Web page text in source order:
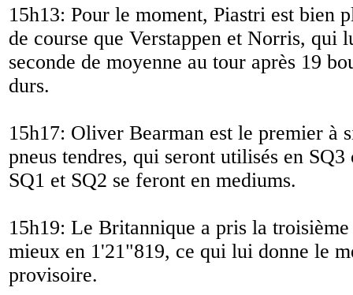
15h13: Pour le moment, Piastri est bien
de course que Verstappen et Norris, qui
seconde de moyenne au tour après 19
durs.
15h17: Oliver Bearman est le premier à
pneus tendres, qui seront utilisés en
SQ1 et SQ2 se feront en mediums.
15h19: Le Britannique a pris la
mieux en 1'21"819, ce qui lui donne le
provisoire.